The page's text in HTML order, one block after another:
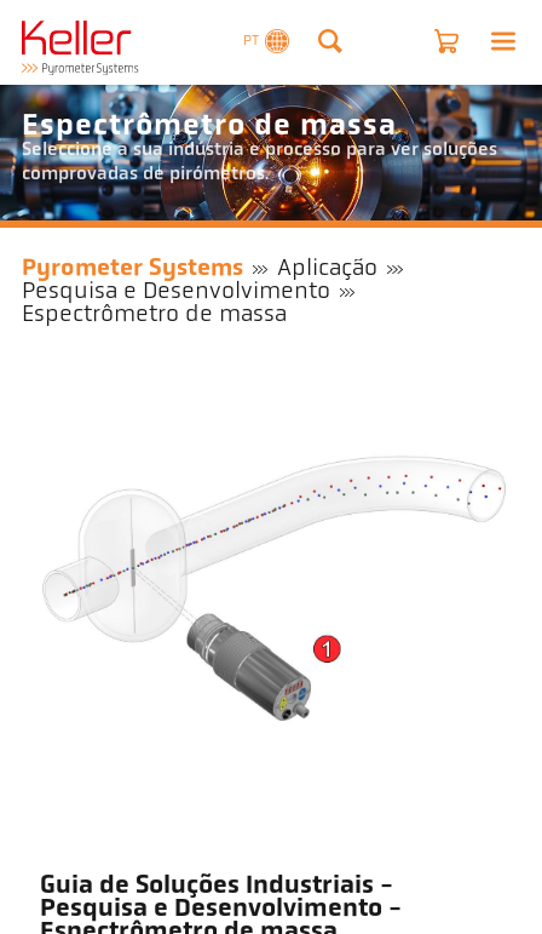
PT
Espectrômetro de massa
Seleccione a sua indústria e processo para ver soluções
comprovadas de pirómetros.
Pyrometer Systems
Aplicação
Pesquisa e Desenvolvimento
Espectrômetro de massa
Guia de Soluções Industriais -
Pesquisa e Desenvolvimento -